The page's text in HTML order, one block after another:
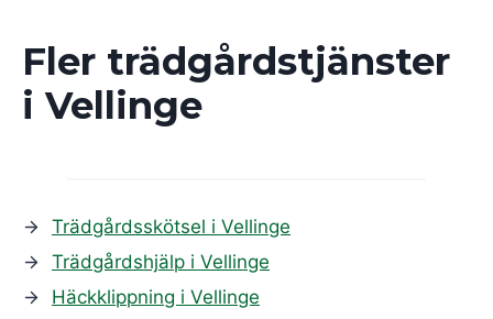
Fler trädgårdstjänster
iVellinge
Trädgårdsskötsel i Vellinge
Trädgårdshjälp i Vellinge
Häckklippning i Vellinge